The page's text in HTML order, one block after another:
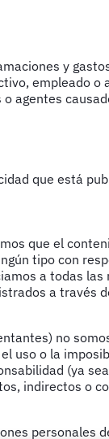
y
empleado o
agentes
que está
que el
tipo con
a todas
a través
no
uso o la
(ya
indirectos o
personales